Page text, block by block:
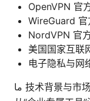
OpenVPN 官
WireGuard
NordVPN 官
美国国家互联
电子隐私与网
ما 技术背景与市场态势 在今天的数字世界里，VPN 已经